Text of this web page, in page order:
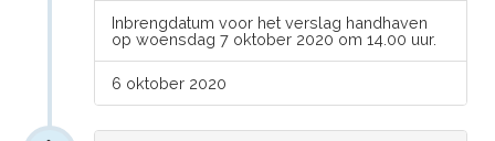
Inbrengdatum voor het verslag handhaven
op woensdag 7 oktober 2020 om 14.00 uur.
6 oktober 2020